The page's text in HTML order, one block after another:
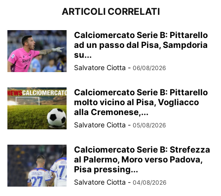
ARTICOLI CORRELATI
Calciomercato Serie B: Pittarello
ad un passo dal Pisa, Sampdoria
su...
Salvatore Ciotta - 06/08/2026
Calciomercato Serie B: Pittarello
molto vicino al Pisa, Vogliacco
alla Cremonese,...
Salvatore Ciotta - 05/08/2026
Calciomercato Serie B: Strefezza
al Palermo, Moro verso Padova,
Pisa pressing...
Salvatore Ciotta - 04/08/2026